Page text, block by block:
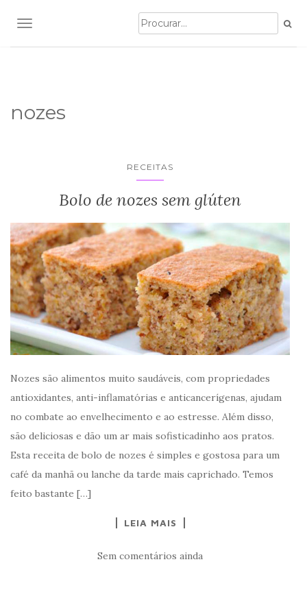
TOGGLE NAVIGATION
nozes
RECEITAS
Bolo de nozes sem glúten
Nozes são alimentos muito saudáveis, com propriedades
antioxidantes, anti-inflamatórias e anticancerígenas, ajudam
no combate ao envelhecimento e ao estresse. Além disso,
são deliciosas e dão um ar mais sofisticadinho aos pratos.
Esta receita de bolo de nozes é simples e gostosa para um
café da manhã ou lanche da tarde mais caprichado. Temos
feito bastante […]
LEIA MAIS
Sem comentários ainda